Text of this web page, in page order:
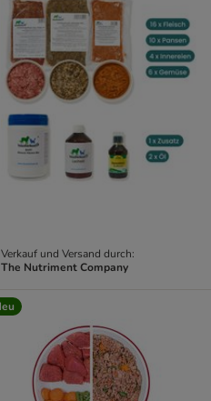
Verkauf und Versand durch:
The Nutriment Company